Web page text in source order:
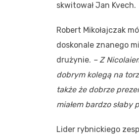
skwitował Jan Kvech.
Robert Mikołajczak
doskonale znanego
drużynie. – Z
dobrym kolegą na
także że dobrze
miałem bardzo
Lider rybnickiego